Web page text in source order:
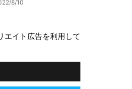
8/10
エイト広告を利用して